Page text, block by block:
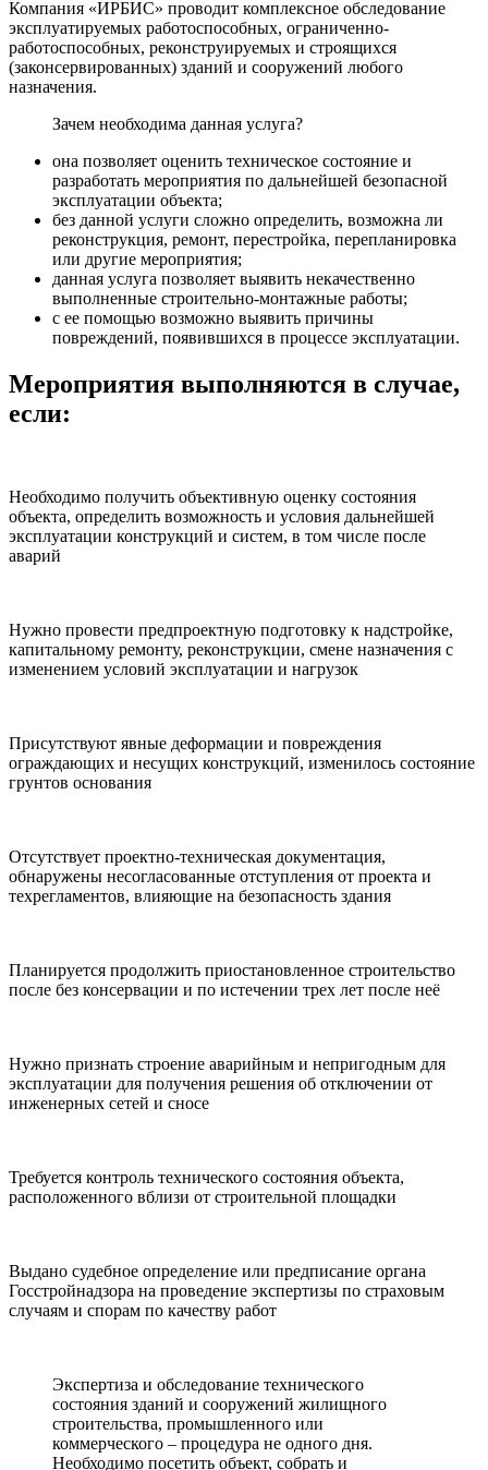
Компания «ИРБИС» проводит комплексное обследование
эксплуатируемых работоспособных, ограниченно-
работоспособных, реконструируемых и строящихся
(законсервированных) зданий и сооружений любого
назначения.
Зачем необходима данная услуга?
она позволяет оценить техническое состояние и
разработать мероприятия по дальнейшей безопасной
эксплуатации объекта;
без данной услуги сложно определить, возможна ли
реконструкция, ремонт, перестройка, перепланировка
или другие мероприятия;
данная услуга позволяет выявить некачественно
выполненные строительно-монтажные работы;
с ее помощью возможно выявить причины
повреждений, появившихся в процессе эксплуатации.
Мероприятия выполняются в случае,
если:
Необходимо получить объективную оценку состояния
объекта, определить возможность и условия дальнейшей
эксплуатации конструкций и систем, в том числе после
аварий
Нужно провести предпроектную подготовку к надстройке,
капитальному ремонту, реконструкции, смене назначения с
изменением условий эксплуатации и нагрузок
Присутствуют явные деформации и повреждения
ограждающих и несущих конструкций, изменилось состояние
грунтов основания
Отсутствует проектно-техническая документация,
обнаружены несогласованные отступления от проекта и
техрегламентов, влияющие на безопасность здания
Планируется продолжить приостановленное строительство
после без консервации и по истечении трех лет после неё
Нужно признать строение аварийным и непригодным для
эксплуатации для получения решения об отключении от
инженерных сетей и сносе
Требуется контроль технического состояния объекта,
расположенного вблизи от строительной площадки
Выдано судебное определение или предписание органа
Госстройнадзора на проведение экспертизы по страховым
случаям и спорам по качеству работ
Экспертиза и обследование технического
состояния зданий и сооружений жилищного
строительства, промышленного или
коммерческого – процедура не одного дня.
Необходимо посетить объект, собрать и